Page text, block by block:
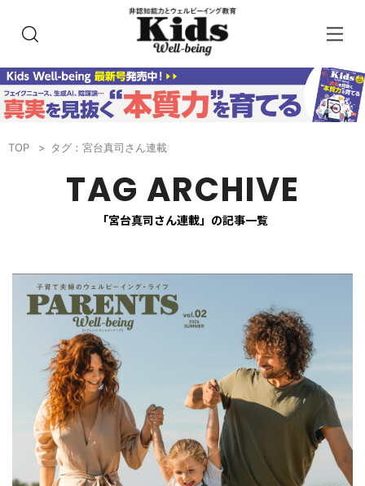
TOP タグ：宮台真司さん連載
TAG ARCHIVE
「宮台真司さん連載」の記事一覧